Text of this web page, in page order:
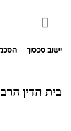
יישוב סכסוך
בית הדין